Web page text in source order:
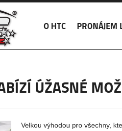
O HTC PRONÁJEM
ÚŽASNÉ
Velkou výhodou pro všechny,